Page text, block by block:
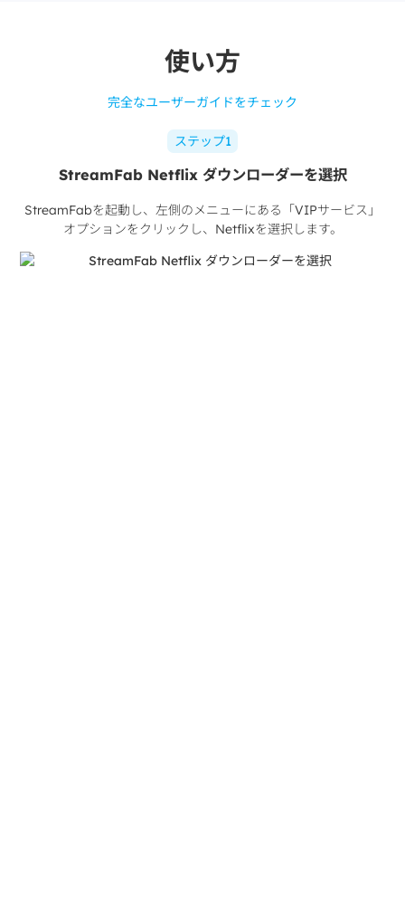
使い方
完全なユーザーガイドをチェック
ステップ1
StreamFab Netflix ダウンローダーを選択
StreamFabを起動し、左側のメニューにある「VIPサービス」
オプションをクリックし、Netflixを選択します。